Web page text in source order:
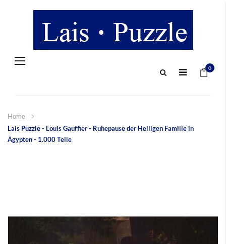
Navigation
0
Home
Lais Puzzle - Louis Gauffier - Ruhepause der Heiligen Familie in
Ägypten - 1.000 Teile